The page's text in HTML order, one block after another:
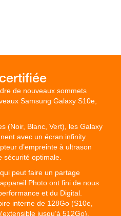
de nouveaux sommets
Samsung Galaxy S10e,
(Noir, Blanc, Vert), les Galaxy
avec un écran infinity
d’empreinte à ultrason
sécurité optimale.
peut faire un partage
Photo ont fini de nous
et du Digital.
interne de 128Go (S10e,
jusqu’à 512Go).